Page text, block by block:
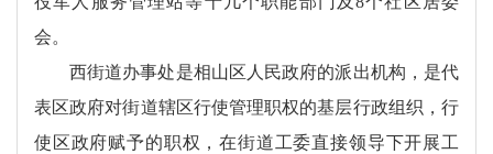
会。
西街道办事处是相山区人民政府的派出机构，是代
表区政府对街道辖区行使管理职权的基层行政组织，行
使区政府赋予的职权，在街道工委直接领导下开展工